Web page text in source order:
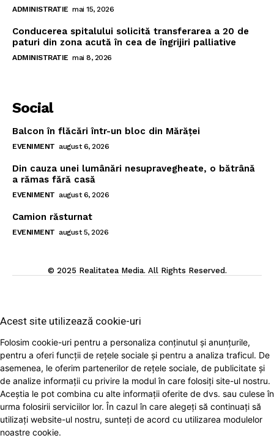
ADMINISTRATIE mai 15, 2026
Conducerea spitalului solicită transferarea a 20 de
paturi din zona acută în cea de îngrijiri palliative
ADMINISTRATIE mai 8, 2026
Social
Balcon în flăcări într-un bloc din Mărăţei
EVENIMENT august 6, 2026
Din cauza unei lumânări nesupravegheate, o bătrână
a rămas fără casă
EVENIMENT august 6, 2026
Camion răsturnat
EVENIMENT august 5, 2026
© 2025 Realitatea Media. All Rights Reserved.
Acest site utilizează cookie-uri
Folosim cookie-uri pentru a personaliza conținutul și anunțurile,
pentru a oferi funcții de rețele sociale și pentru a analiza traficul. De
asemenea, le oferim partenerilor de rețele sociale, de publicitate și
de analize informații cu privire la modul în care folosiți site-ul nostru.
Aceștia le pot combina cu alte informații oferite de dvs. sau culese în
urma folosirii serviciilor lor. În cazul în care alegeți să continuați să
utilizați website-ul nostru, sunteți de acord cu utilizarea modulelor
noastre cookie.